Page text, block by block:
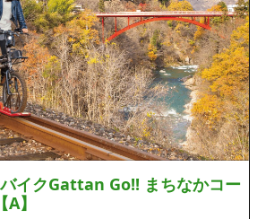
イクGattan Go!! まちなかコー
】